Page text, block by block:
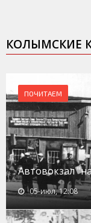
КОЛЫМСКИЕ
ПОЧИТАЕМ
Автовокзал
05-июл, 12:08